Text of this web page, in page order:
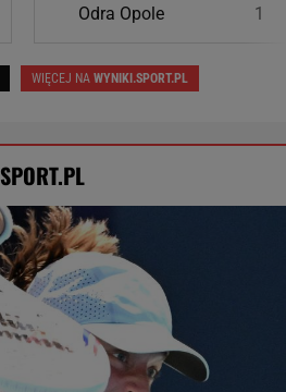
Odra Opole
1
WIĘCEJ NA WYNIKI.SPORT.PL
SPORT.PL